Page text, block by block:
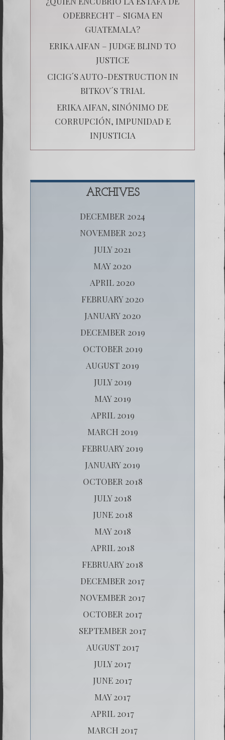
ODEBRECHT – SIGMA EN
GUATEMALA?
ERIKA AIFAN – JUDGE BLIND TO
JUSTICE
CICIG´S AUTO-DESTRUCTION IN
BITKOV´S TRIAL
ERIKA AIFAN, SINÓNIMO DE
CORRUPCIÓN, IMPUNIDAD E
INJUSTICIA
ARCHIVES
DECEMBER 2024
NOVEMBER 2023
JULY 2021
MAY 2020
APRIL 2020
FEBRUARY 2020
JANUARY 2020
DECEMBER 2019
OCTOBER 2019
AUGUST 2019
JULY 2019
MAY 2019
APRIL 2019
MARCH 2019
FEBRUARY 2019
JANUARY 2019
OCTOBER 2018
JULY 2018
JUNE 2018
MAY 2018
APRIL 2018
FEBRUARY 2018
DECEMBER 2017
NOVEMBER 2017
OCTOBER 2017
SEPTEMBER 2017
AUGUST 2017
JULY 2017
JUNE 2017
MAY 2017
APRIL 2017
MARCH 2017